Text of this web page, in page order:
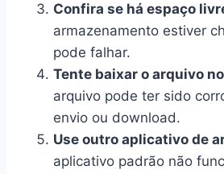
Confira se há espaço
armazenamento estiver
pode falhar.
Tente baixar o arquivo
arquivo pode ter sido
envio ou download.
Use outro aplicativo de
aplicativo padrão não